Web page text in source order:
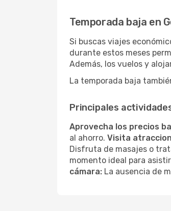
Temporada baja en
Si buscas viajes
durante estos meses
Además, los vuelos y
La temporada baja
Principales
Aprovecha los precios
al ahorro. Visita
Disfruta de masajes o
momento ideal para
cámara: La ausencia de